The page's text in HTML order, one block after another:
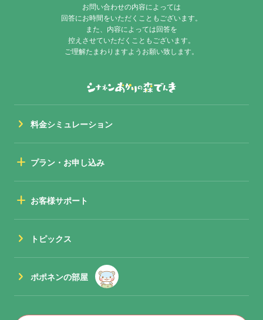
お問い合わせの内容によっては
回答にお時間をいただくこともございます。
また、内容によっては回答を
控えさせていただくこともございます。
ご理解たまわりますようお願い致します。
chevron_right 料金シミュレーション
add プラン・お申し込み
add お客様サポート
chevron_right トピックス
chevron_right ポポネンの部屋